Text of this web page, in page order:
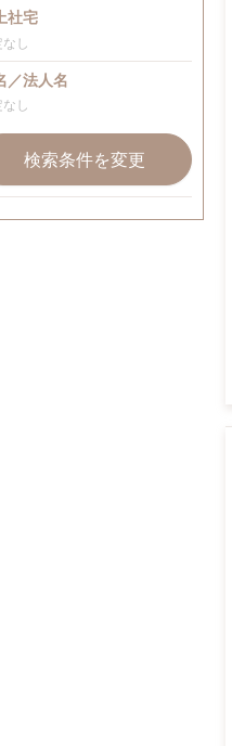
社宅
し
／法人名
し
検索条件を変更